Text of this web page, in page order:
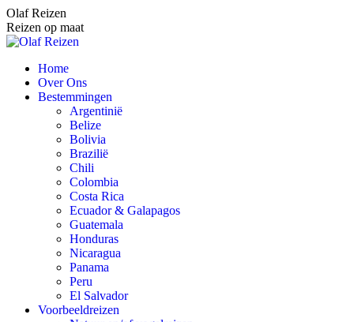
Spring
naar
content
Olaf Reizen
Reizen op maat
Home
Over Ons
Bestemmingen
Argentinië
Belize
Bolivia
Brazilië
Chili
Colombia
Costa Rica
Ecuador & Galapagos
Guatemala
Honduras
Nicaragua
Panama
Peru
El Salvador
Voorbeeldreizen